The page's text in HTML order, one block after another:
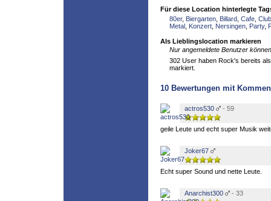
Für diese Location hinterlegte
80er, Biergarten Billard Cafe Club
Metal Konzert Nersingen Party,
Als Lieblingslocation markieren
Nur angemeldete Benutzer
302 User haben Rock's bereits
markiert.
10 Bewertungen mit
actros530 - 59
geile Leute und echt super Musik
Joker67
Echt super Sound und nette Leute.
Anarchist300 - 33